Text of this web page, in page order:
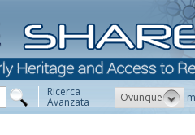
Ricerca
Avanzata Ovunque